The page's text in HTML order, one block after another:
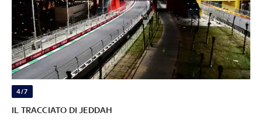
4/7
IL TRACCIATO DI JEDDAH